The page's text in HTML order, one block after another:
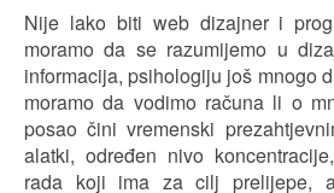
Nije lako biti web dizajner i
moramo da se razumijemo u
informacija, psihologiju još mnogo
moramo da vodimo računa li o
posao čini vremenski prezahtj
alatki, određen nivo
rada koji ima za cilj prelijepe,